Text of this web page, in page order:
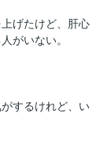
げたけど、肝心
がいない。
するけれど、い